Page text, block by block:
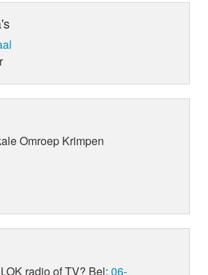
Omroep Krimpen
radio of TV? Bel:06-